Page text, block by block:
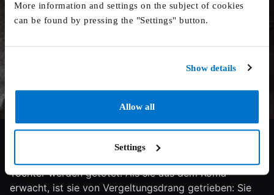
More information and settings on the subject of cookies
can be found by pressing the "Settings" button.
Show details
Allow all
Settings
2018 102 min
Bei einem Überfall wird Riley North schwer verletzt
Tochter werden getötet. Als sie aus dem Koma
erwacht, ist sie von Vergeltungsdrang getrieben: Sie